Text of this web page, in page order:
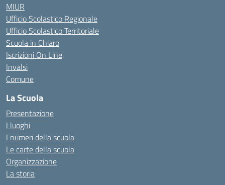
MIUR
Ufficio Scolastico Regionale
Ufficio Scolastico Territoriale
Scuola in Chiaro
Iscrizioni On Line
Invalsi
Comune
La Scuola
Presentazione
I luoghi
I numeri della scuola
Le carte della scuola
Organizzazione
La storia